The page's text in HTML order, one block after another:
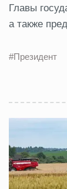
Главы
а также
#Президент